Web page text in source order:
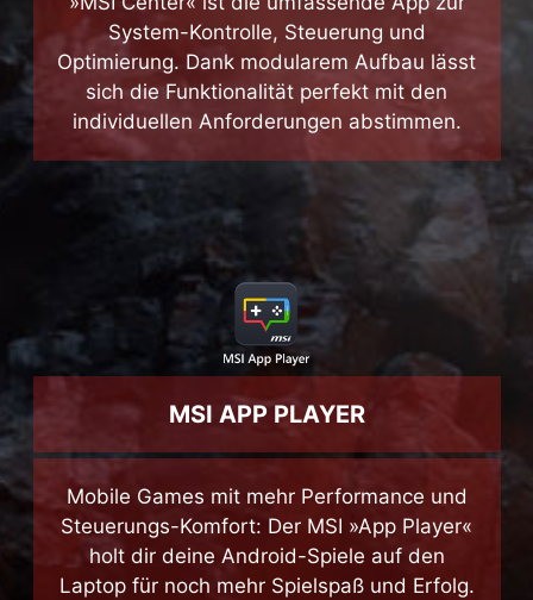
»MSI Center« ist die umfassende App zur
System-Kontrolle, Steuerung und
Optimierung. Dank modularem Aufbau lässt
sich die Funktionalität perfekt mit den
individuellen Anforderungen abstimmen.
MSI APP PLAYER
Mobile Games mit mehr Performance und
Steuerungs-Komfort: Der MSI »App Player«